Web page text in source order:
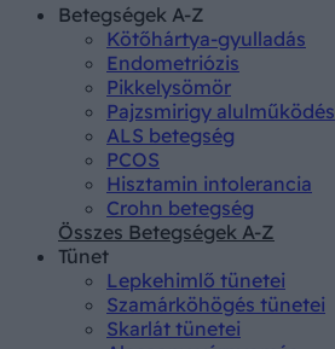
Betegségek A-Z
Kötőhártya-gyulladás
Endometriózis
Pikkelysömör
Pajzsmirigy alulműködés
ALS betegség
PCOS
Hisztamin intolerancia
Crohn betegség
Összes Betegségek A-Z
Tünet
Lepkehimlő tünetei
Szamárköhögés tünetei
Skarlát tünetei